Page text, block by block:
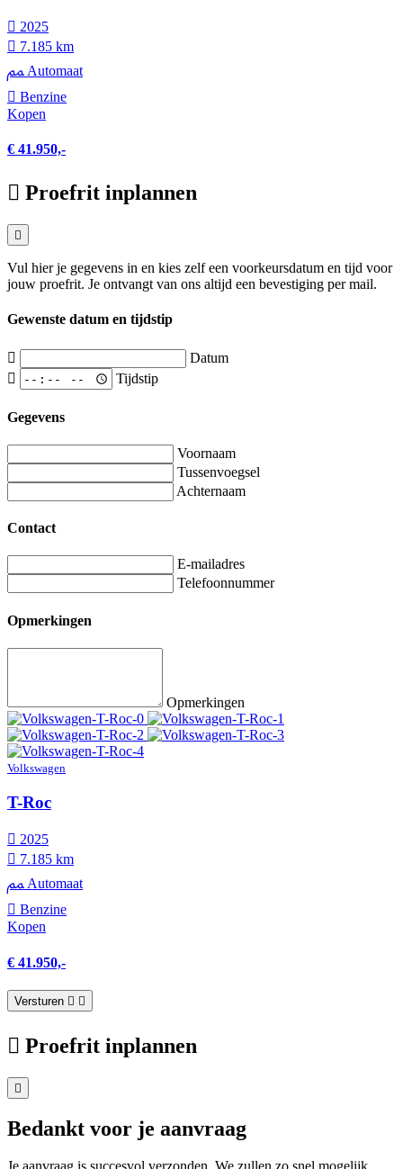
2025
7.185 km
Automaat
Benzine
Kopen
€ 41.950,-
Proefrit inplannen
Vul hier je gegevens in en kies zelf een voorkeursdatum en tijd voor
jouw proefrit. Je ontvangt van ons altijd een bevestiging per mail.
Gewenste datum en tijdstip
Datum
Tijdstip
Gegevens
Voornaam
Tussenvoegsel
Achternaam
Contact
E-mailadres
Telefoonnummer
Opmerkingen
Opmerkingen
Volkswagen
T-Roc
2025
7.185 km
Automaat
Benzine
Kopen
€ 41.950,-
Versturen
Proefrit inplannen
Bedankt voor je aanvraag